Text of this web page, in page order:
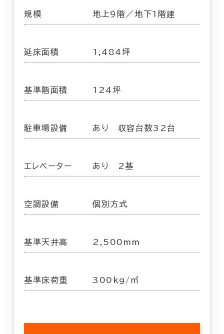
規模 地上9階／地下1階建
延床面積 1,484坪
基準階面積 124坪
駐車場設備 あり 収容台数32台
エレベーター あり 2基
空調設備 個別方式
基準天井高 2,500mm
基準床荷重 300kg/㎡